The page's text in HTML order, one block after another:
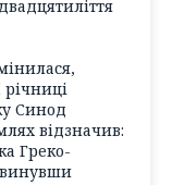
річниці
Синод
відзначив:
Греко-